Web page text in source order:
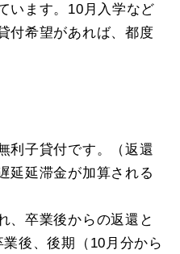
います。10月入学など
付希望があれば、都度
利子貸付です。（返還
延延滞金が加算される
、卒業後からの返還と
後、後期（10月分から